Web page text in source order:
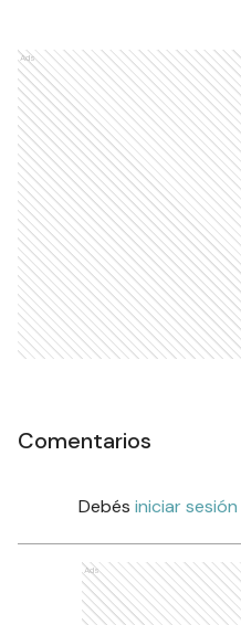
Ads
Comentarios
Debés iniciar sesión
Ads